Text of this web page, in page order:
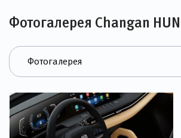
Фотогалерея Changan